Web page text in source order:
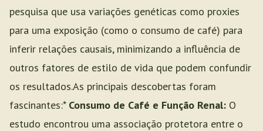
pesquisa que usa variações genéticas como proxies
para uma exposição (como o consumo de café) para
inferir relações causais, minimizando a influência de
outros fatores de estilo de vida que podem confundir
os resultados.As principais descobertas foram
fascinantes:* Consumo de Café e Função Renal: O
estudo encontrou uma associação protetora entre o